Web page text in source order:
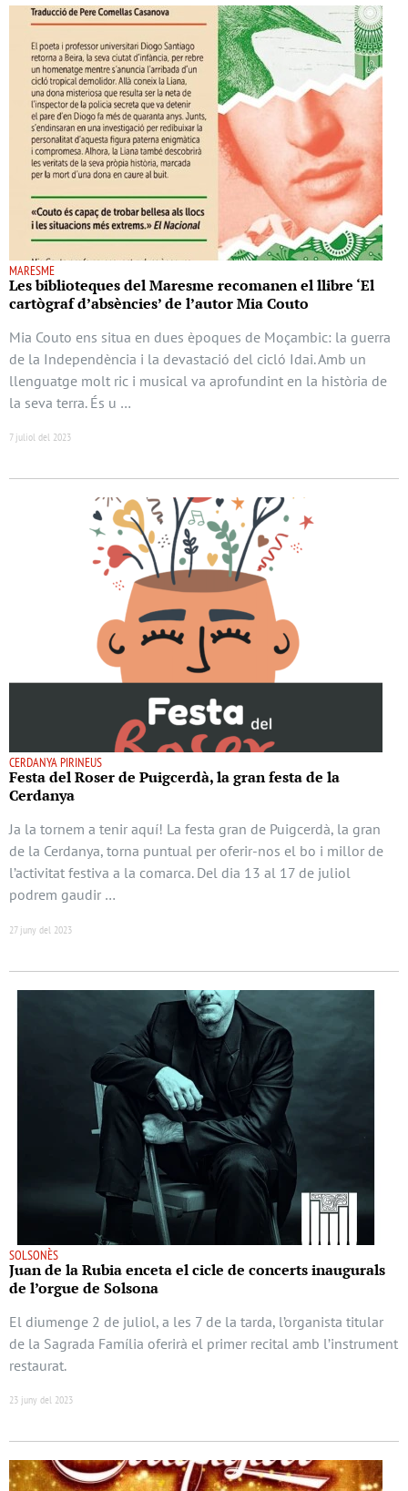
MARESME
Les biblioteques del Maresme recomanen el llibre ‘El
cartògraf d’absències’ de l’autor Mia Couto
Mia Couto ens situa en dues èpoques de Moçambic: la guerra
de la Independència i la devastació del cicló Idai. Amb un
llenguatge molt ric i musical va aprofundint en la història de
la seva terra. És u …
7 juliol del 2023
CERDANYA PIRINEUS
Festa del Roser de Puigcerdà, la gran festa de la
Cerdanya
Ja la tornem a tenir aquí! La festa gran de Puigcerdà, la gran
de la Cerdanya, torna puntual per oferir-nos el bo i millor de
l’activitat festiva a la comarca. Del dia 13 al 17 de juliol
podrem gaudir …
27 juny del 2023
SOLSONÈS
Juan de la Rubia enceta el cicle de concerts inaugurals
de l’orgue de Solsona
El diumenge 2 de juliol, a les 7 de la tarda, l’organista titular
de la Sagrada Família oferirà el primer recital amb l’instrument
restaurat.
23 juny del 2023